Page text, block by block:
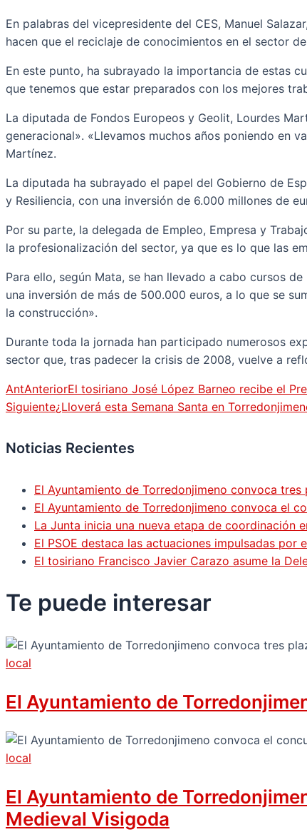
En palabras del vicepresidente del CES, Manuel
hacen que el reciclaje de conocimientos en el sector
En este punto, ha subrayado la importancia de estas
que tenemos que estar preparados con los mejores
La diputada de Fondos Europeos y Geolit, Lourdes
generacional». «Llevamos muchos años poniendo en
Martínez.
La diputada ha subrayado el papel del Gobierno de
y Resiliencia, con una inversión de 6.000 millones de
Por su parte, la delegada de Empleo, Empresa y
la profesionalización del sector, ya que es lo que las
Para ello, según Mata, se han llevado a cabo cursos
una inversión de más de 500.000 euros, a lo que se
la construcción».
Durante toda la jornada han participado numerosos
sector que, tras padecer la crisis de 2008, vuelve a
AntAnteriorEl tosiriano José López Barneo recibe el
Siguiente¿Lloverá esta Semana Santa en
Noticias Recientes
El Ayuntamiento de Torredonjimeno convoca tres
El Ayuntamiento de Torredonjimeno convoca el
La Junta inicia una nueva etapa de
El PSOE destaca las actuaciones impulsadas por
El tosiriano Francisco Javier Carazo asume la
Te puede interesar
local
El Ayuntamiento de
local
El Ayuntamiento de
Medieval Visigoda